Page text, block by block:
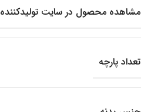
مشاهده محصول در سایت تولیدکننده
تعداد پارچه